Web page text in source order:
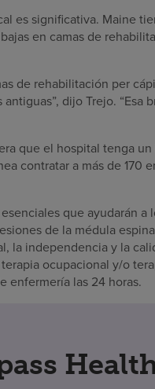
es significativa. Maine
en camas de
de rehabilitación per
dijo Trejo. “Esa
que el hospital tenga
contratar a más de 170
que ayudarán a
de la médula
la independencia y la
ocupacional y/o
enfermería las 24 horas.